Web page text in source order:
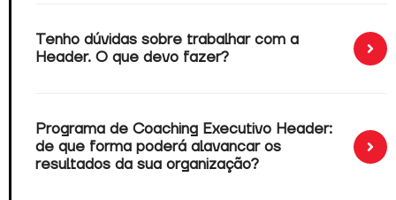
Tenho dúvidas sobre trabalhar com a
Header. O que devo fazer?
Programa de Coaching Executivo Header:
de que forma poderá alavancar os
resultados da sua organização?